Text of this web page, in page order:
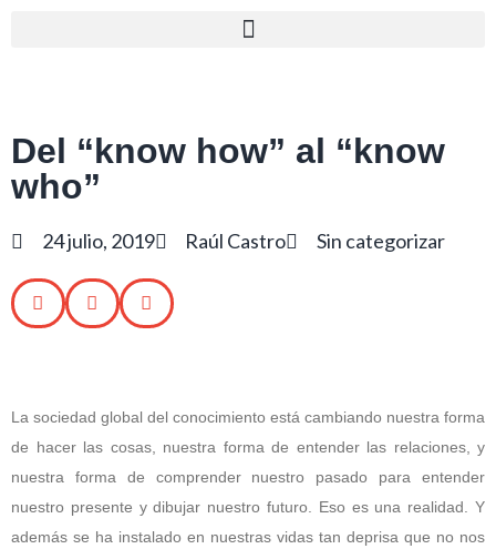
Del “know how” al “know
who”
24 julio, 2019 Raúl Castro Sin categorizar
La sociedad global del conocimiento está cambiando nuestra forma
de hacer las cosas, nuestra forma de entender las relaciones, y
nuestra forma de comprender nuestro pasado para entender
nuestro presente y dibujar nuestro futuro. Eso es una realidad. Y
además se ha instalado en nuestras vidas tan deprisa que no nos